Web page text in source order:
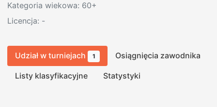
Kategoria wiekowa: 60+
Licencja: -
Udział w turniejach 1 Osiągnięcia zawodnika
Listy klasyfikacyjne Statystyki